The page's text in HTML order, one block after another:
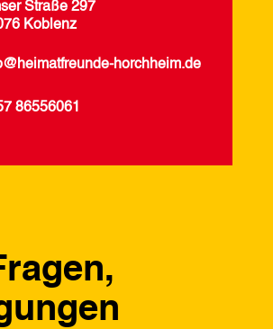
Straße 297
Koblenz
horchheim.de
86556061